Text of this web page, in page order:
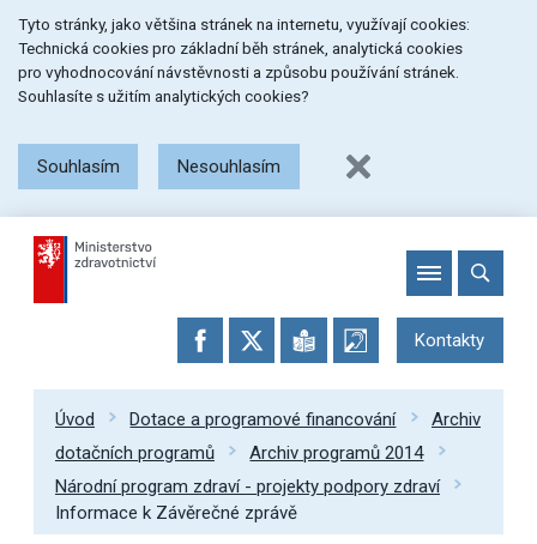
na
menu
na
obsah
na
patičku
stránky
Tyto stránky, jako většina stránek na internetu, využívají cookies:
Technická cookies pro základní běh stránek, analytická cookies
pro vyhodnocování návstěvnosti a způsobu používání stránek.
Souhlasíte s užitím analytických cookies?
Souhlasím Nesouhlasím
Kontakty
Úvod Dotace a programové financování
Archiv
dotačních programů
Archiv programů 2014
Národní program zdraví - projekty podpory zdraví
Informace k Závěrečné zprávě